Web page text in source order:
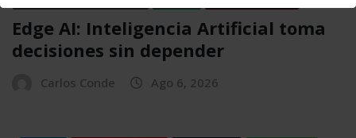
Edge AI: Inteligencia Artificial toma
decisiones sin depender
Carlos Conde Ago 6, 2026